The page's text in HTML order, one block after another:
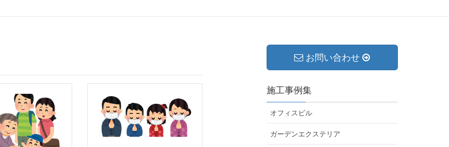
お問い合わせ
施工事例集
オフィスビル
ガーデンエクステリア